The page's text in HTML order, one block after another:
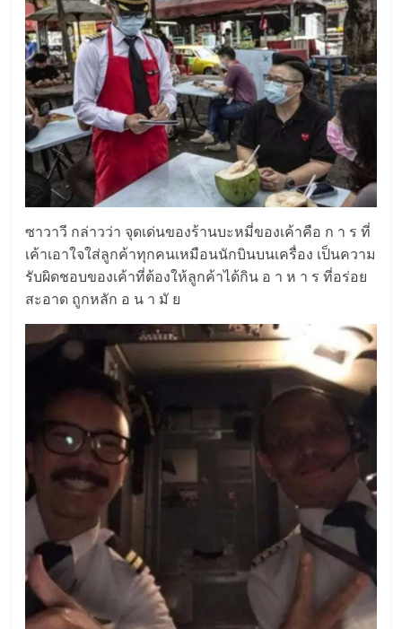
ซาวาวี กล่าวว่า จุดเด่นของร้านบะหมี่ของเค้าคือ ก า ร ที่
เค้าเอาใจใส่ลูกค้าทุกคนเหมือนนักบินบนเครื่อง เป็นความ
รับผิดชอบของเค้าที่ต้องให้ลูกค้าได้กิน อ า ห า ร ที่อร่อย
สะอาด ถูกหลัก อ น า มั ย